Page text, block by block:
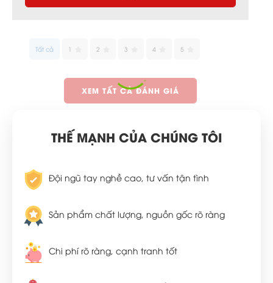
Tất cả 1 2 3 4 5
XEM TẤT CẢ ĐÁNH GIÁ
THẾ MẠNH CỦA CHÚNG TÔI
Đội ngũ tay nghề cao, tư vấn tận tình
Sản phẩm chất lượng, nguồn gốc rõ ràng
Chi phí rõ ràng, cạnh tranh tốt